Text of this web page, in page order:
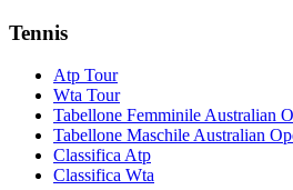
Tennis
Atp Tour
Wta Tour
Tabellone Femminile Australian
Tabellone Maschile Australian
Classifica Atp
Classifica Wta